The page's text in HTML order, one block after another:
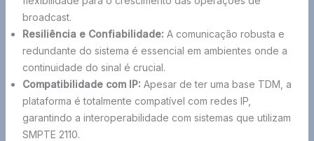
broadcast.
Resiliência e Confiabilidade: A comunicação robusta e
redundante do sistema é essencial em ambientes onde a
continuidade do sinal é crucial.
Compatibilidade com IP: Apesar de ter uma base TDM, a
plataforma é totalmente compatível com redes IP,
garantindo a interoperabilidade com sistemas que utilizam
SMPTE 2110.